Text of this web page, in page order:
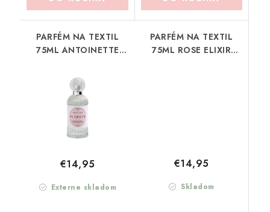
PARFÉM NA TEXTIL
75ML ANTOINETTE
(PDL2ANT)
Externe skladom
€14,95
PARFÉM NA TEXTIL
75ML ROSE ELIXIR
Skladom
€14,95